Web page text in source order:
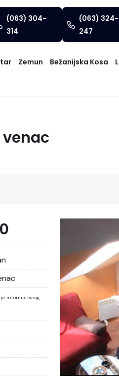
(063) 304-
314
(063) 324-
247
Zemun Bežanijska Kosa
je informativnog